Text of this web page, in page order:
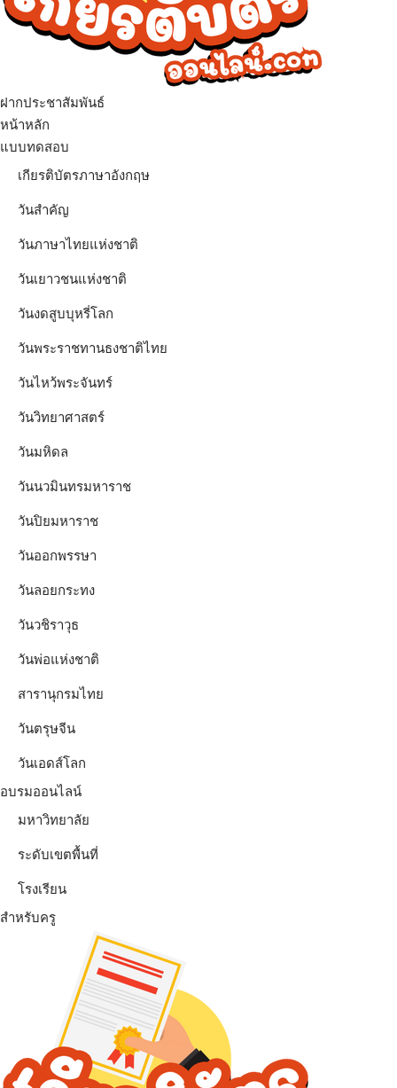
ฝากประชาสัมพันธ์
หน้าหลัก
แบบทดสอบ
เกียรติบัตรภาษาอังกฤษ
วันสำคัญ
วันภาษาไทยแห่งชาติ
วันเยาวชนแห่งชาติ
วันงดสูบบุหรี่โลก
วันพระราชทานธงชาติไทย
วันไหว้พระจันทร์​
วันวิทยาศาสตร์
วันมหิดล
วันนวมินทรมหาราช
วันปิยมหาราช
วันออกพรรษา
วันลอยกระทง
วันวชิราวุธ
วันพ่อแห่งชาติ
สารานุกรมไทย
วันตรุษจีน
วันเอดส์โลก
อบรมออนไลน์
มหาวิทยาลัย
ระดับเขตพื้นที่
โรงเรียน
สำหรับครู